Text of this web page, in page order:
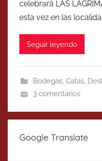
celebrará LAS
esta vez en las
Seguir leyendo
Bodegas, Catas,
3 comentarios
Google Translate